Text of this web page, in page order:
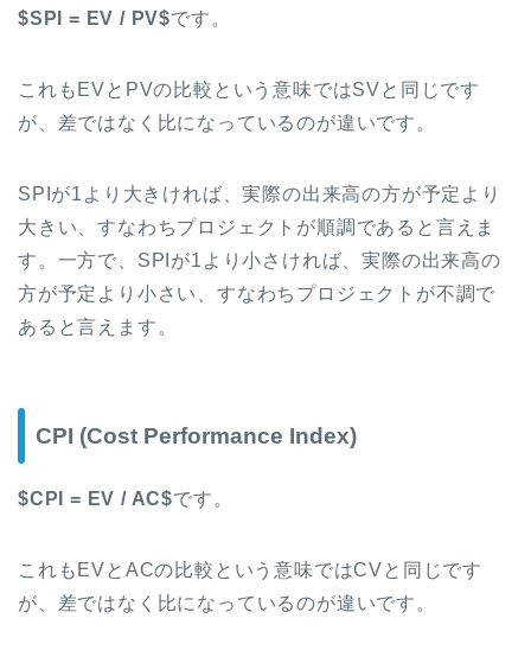
$SPI = EV / PV$です。
これもEVとPVの比較という意味ではSVと同じです
が、差ではなく比になっているのが違いです。
SPIが1より大きければ、実際の出来高の方が予定より
大きい、すなわちプロジェクトが順調であると言えま
す。一方で、SPIが1より小さければ、実際の出来高の
方が予定より小さい、すなわちプロジェクトが不調で
あると言えます。
CPI (Cost Performance Index)
$CPI = EV / AC$です。
これもEVとACの比較という意味ではCVと同じです
が、差ではなく比になっているのが違いです。